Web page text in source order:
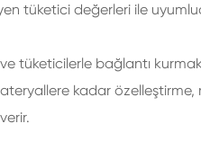
tüketici değerleri ile
tüketicilerle bağlantı
kadar özelleştirme,